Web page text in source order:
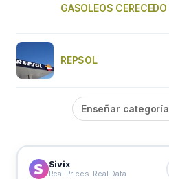
GASOLEOS CERECEDO
REPSOL
Enseñar categoría
Sivix
Real Prices. Real Data